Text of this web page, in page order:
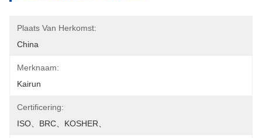
Plaats Van Herkomst:
China
Merknaam:
Kairun
Certificering:
ISO、BRC、KOSHER、